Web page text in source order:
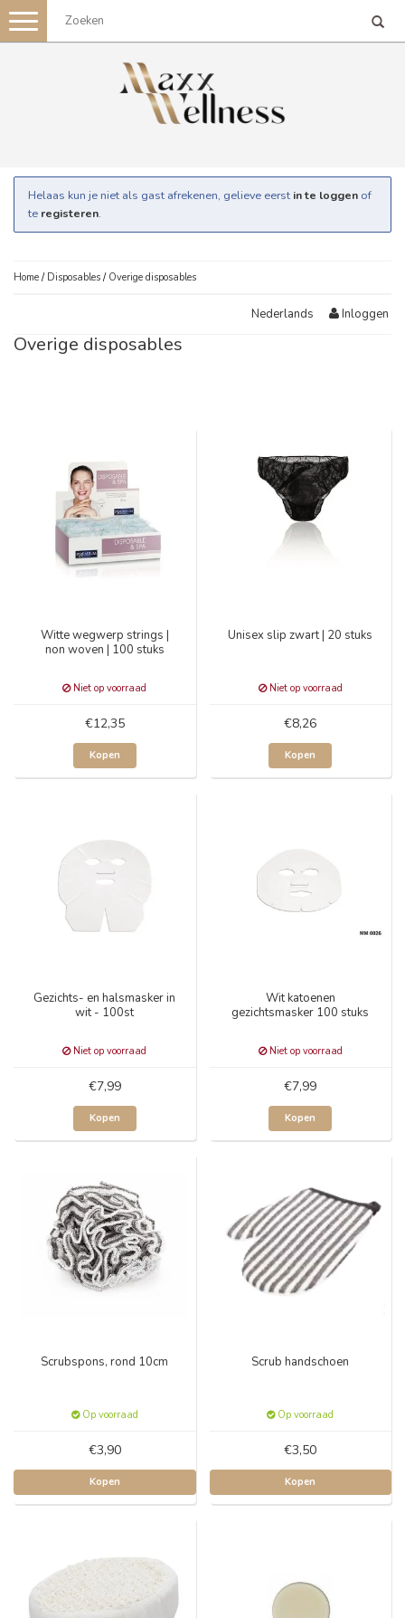
Toggle
navigation
Helaas kun je niet als gast afrekenen, gelieve eerst in te loggen of
te registeren.
Home / Disposables / Overige disposables
Nederlands Inloggen
Overige disposables
Witte wegwerp strings |
non woven | 100 stuks
Niet op voorraad
€12,35
Kopen
Unisex slip zwart | 20 stuks
Niet op voorraad
€8,26
Kopen
Gezichts- en halsmasker in
wit - 100st
Niet op voorraad
€7,99
Kopen
Wit katoenen
gezichtsmasker 100 stuks
Niet op voorraad
€7,99
Kopen
Scrubspons, rond 10cm
Op voorraad
€3,90
Kopen
Scrub handschoen
Op voorraad
€3,50
Kopen